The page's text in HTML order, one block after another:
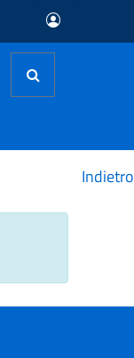
Indietro